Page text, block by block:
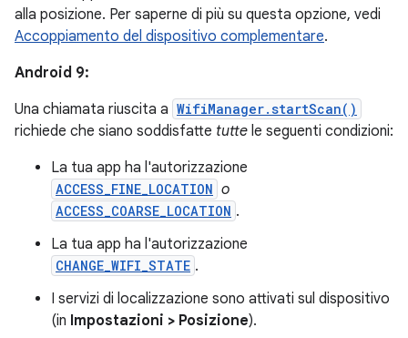
alla posizione. Per saperne di più su questa opzione, vedi
Accoppiamento del dispositivo complementare.
Android 9:
Una chiamata riuscita a WifiManager.startScan()
richiede che siano soddisfatte tutte le seguenti condizioni:
La tua app ha l'autorizzazione
ACCESS_FINE_LOCATION o
ACCESS_COARSE_LOCATION .
La tua app ha l'autorizzazione
CHANGE_WIFI_STATE .
I servizi di localizzazione sono attivati sul dispositivo
(in Impostazioni > Posizione).